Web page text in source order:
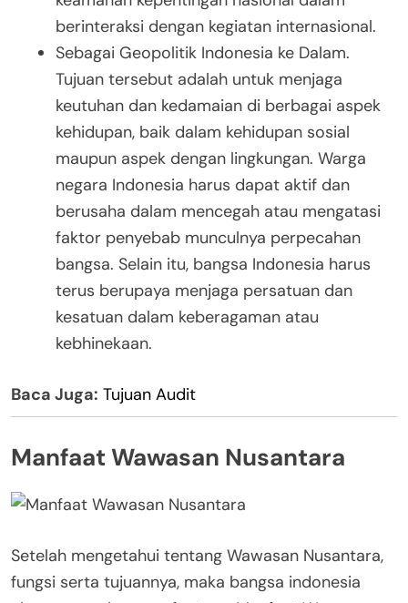
berinteraksi dengan kegiatan internasional.
Sebagai Geopolitik Indonesia ke Dalam.
Tujuan tersebut adalah untuk menjaga
keutuhan dan kedamaian di berbagai aspek
kehidupan, baik dalam kehidupan sosial
maupun aspek dengan lingkungan. Warga
negara Indonesia harus dapat aktif dan
berusaha dalam mencegah atau mengatasi
faktor penyebab munculnya perpecahan
bangsa. Selain itu, bangsa Indonesia harus
terus berupaya menjaga persatuan dan
kesatuan dalam keberagaman atau
kebhinekaan.
Baca Juga: Tujuan Audit
Manfaat Wawasan Nusantara
Setelah mengetahui tentang Wawasan Nusantara,
fungsi serta tujuannya, maka bangsa indonesia